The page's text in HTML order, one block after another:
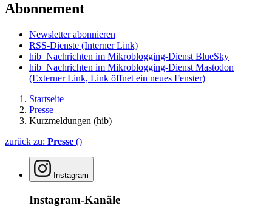
Abonnement
Newsletter abonnieren
RSS-Dienste (Interner Link)
hib_Nachrichten im Mikroblogging-Dienst BlueSky
hib_Nachrichten im Mikroblogging-Dienst Mastodon
(Externer Link, Link öffnet ein neues Fenster)
Startseite
Presse
Kurzmeldungen (hib)
zurück zu: Presse ()
Instagram
Instagram-Kanäle